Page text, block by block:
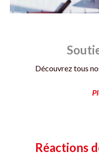
Découvrez tous
Réactions